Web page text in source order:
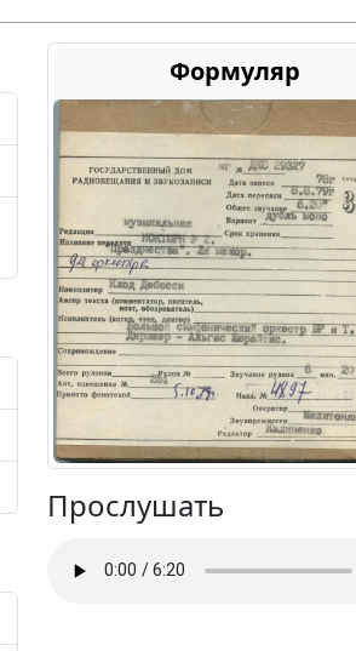
Формуляр
Прослушать